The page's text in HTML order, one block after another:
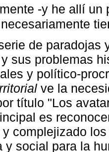
-y he allí un
de paradojas
sus problemas
y político-
ve la
título "Los
es
complejizado
y social para la